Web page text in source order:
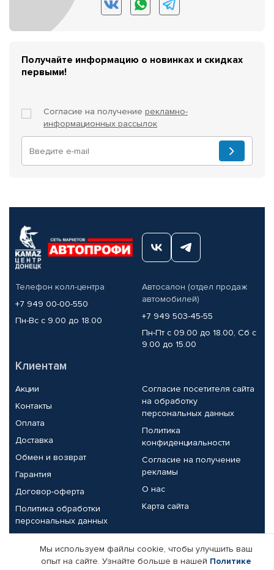
Получайте информацию о новинках и скидках
первыми!
Согласие на получение рекламно-
информационных рассылок
Телефон колл-центра
+7 949 00-00-550
Пн-Вс с 9.00 до 18.00
Автосалон (отдел продаж
автомобилей)
+7 949 503-45-55
Пн-Пт с 09.00 до 18.00, Сб с
9.00 до 15.00
Клиентам
Акции
Контакты
Оплата
Доставка
Обмен и возврат
Гарантия
Договор-оферта
Политика обработки
персональных данных
Согласие посетителя сайта
на обработку
персональных данных
Политика
конфиденциальности
Согласие на получение
рекламы
О нас
Карта сайта
Партнерам
Мы используем файлы cookie, чтобы улучшить ваш
опыт на сайте. Узнайте больше в нашей Политике